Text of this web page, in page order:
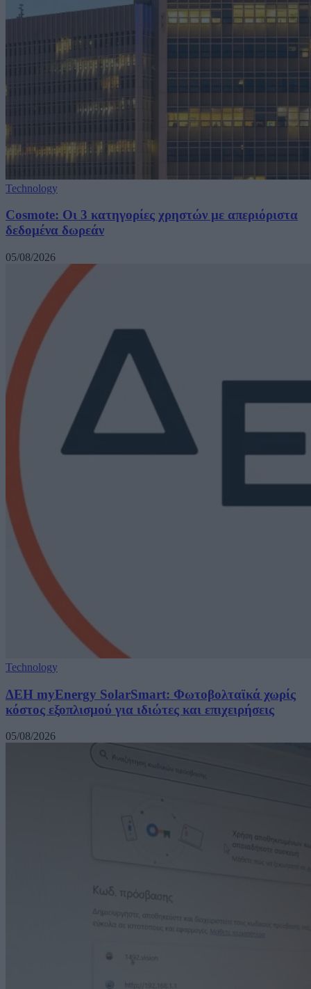
Technology
Cosmote: Οι 3 κατηγορίες χρηστών με απεριόριστα
δεδομένα δωρεάν
05/08/2026
Technology
ΔΕΗ myEnergy SolarSmart: Φωτοβολταϊκά χωρίς
κόστος εξοπλισμού για ιδιώτες και επιχειρήσεις
05/08/2026